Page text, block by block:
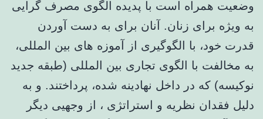
وضعیت همراه است با پدیده الگوی مصرف گرایی
به ویژه برای زنان. آنان برای به دست آوردن
قدرت خود، با الگوگیری از آموزه های بین المللی،
به مخالفت با الگوی تجاری بین المللی (طبقه جدید
نوکیسه) که در داخل نهادینه شده، پرداختند. و به
دلیل فقدان نظریه و استراتژی ، از وجهیی دیگر